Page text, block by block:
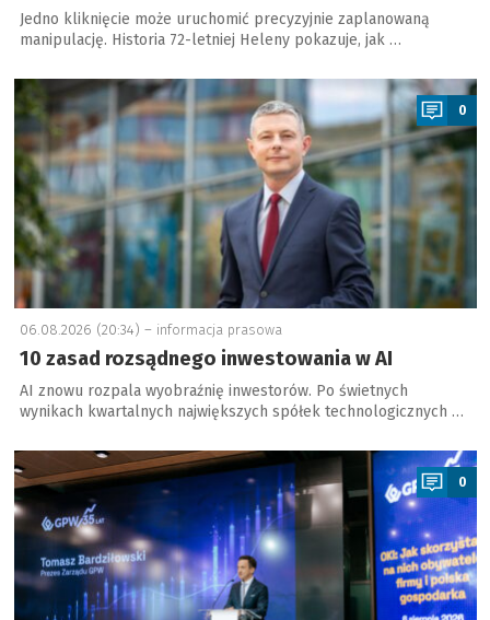
Jedno kliknięcie może uruchomić precyzyjnie zaplanowaną
manipulację. Historia 72-letniej Heleny pokazuje, jak …
a
0
06.08.2026 (20:34) – informacja prasowa
10 zasad rozsądnego inwestowania w AI
AI znowu rozpala wyobraźnię inwestorów. Po świetnych
wynikach kwartalnych największych spółek technologicznych …
a
0